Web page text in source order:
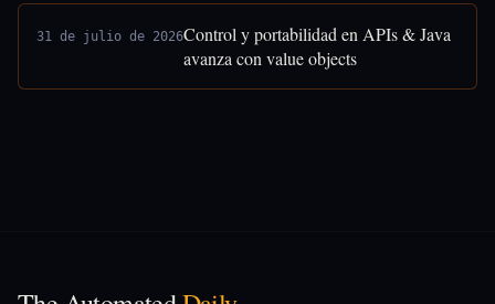
31 de julio de 2026Control y portabilidad en APIs & Java
avanza con value objects